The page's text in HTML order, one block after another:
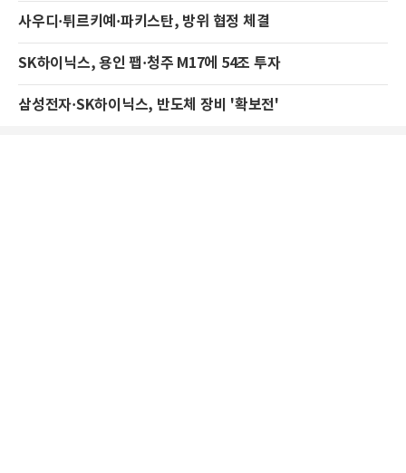
사우디·튀르키예·파키스탄, 방위 협정 체결
SK하이닉스, 용인 팹·청주 M17에 54조 투자
삼성전자·SK하이닉스, 반도체 장비 '확보전'